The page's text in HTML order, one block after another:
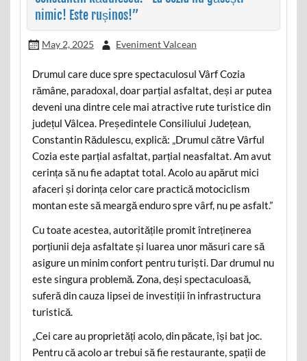
nimic! Este rușinos!”
May 2, 2025 Eveniment Valcean
Drumul care duce spre spectaculosul Vârf Cozia
rămâne, paradoxal, doar parțial asfaltat, deși ar putea
deveni una dintre cele mai atractive rute turistice din
județul Vâlcea. Președintele Consiliului Județean,
Constantin Rădulescu, explică: „Drumul către Vârful
Cozia este parțial asfaltat, parțial neasfaltat. Am avut
cerința să nu fie adaptat total. Acolo au apărut mici
afaceri și dorința celor care practică motociclism
montan este să meargă enduro spre vârf, nu pe asfalt.”
Cu toate acestea, autoritățile promit întreținerea
porțiunii deja asfaltate și luarea unor măsuri care să
asigure un minim confort pentru turiști. Dar drumul nu
este singura problemă. Zona, deși spectaculoasă,
suferă din cauza lipsei de investiții în infrastructura
turistică.
„Cei care au proprietăți acolo, din păcate, își bat joc.
Pentru că acolo ar trebui să fie restaurante, spații de